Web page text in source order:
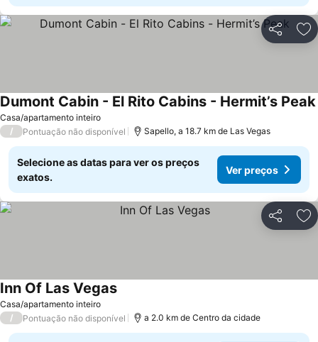
Partilhar
Casa/apartamento inteiro
Dumont Cabin - El Rito Cabins - Hermit’s Peak
/ Pontuação não disponível Sapello, a 18.7 km de Las Vegas
Selecione as datas para ver os preços
exatos.
Ver preços
Partilhar
Casa/apartamento inteiro
Inn Of Las VegasVer preços
/ Pontuação não disponível a 2.0 km de Centro da cidade